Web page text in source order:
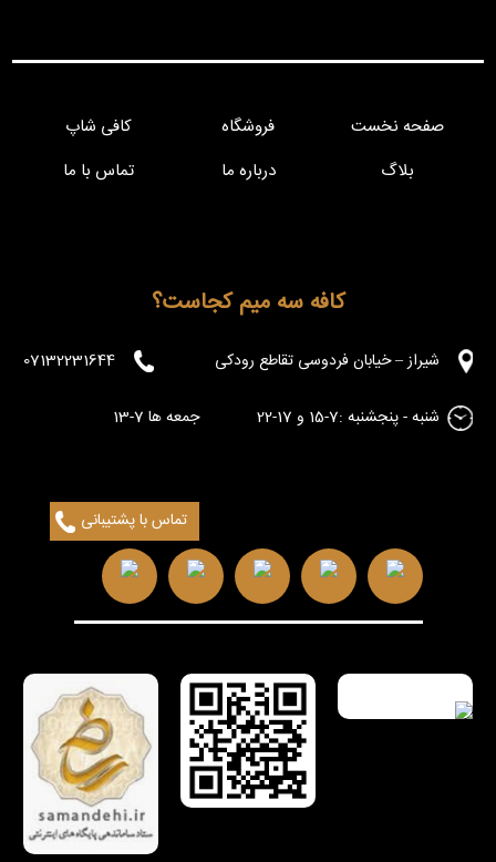
تماس با پشتیبانی
صفحه نخست فروشگاه
کافی شاپ
بلاگ
درباره ما تماس با ما
کافه سه میم کجاست؟
شیراز – خیابان فردوسی تقاطع رودکی 07132231644
شنبه - پنجشنبه :7-15 و 17-22 جمعه ها 7-13